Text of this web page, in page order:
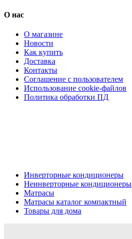
О нас
О магазине
Новости
Как купить
Доставка
Контакты
Соглашение с пользователем
Использование cookie-файлов
Политика обработки ПД
Инверторные кондиционеры
Неинверторные кондиционеры
Матрасы
Матрасы каталог компактный
Товары для дома